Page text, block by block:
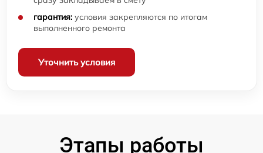
гарантия: условия закрепляются по итогам
выполненного ремонта
Уточнить условия
Этапы работы